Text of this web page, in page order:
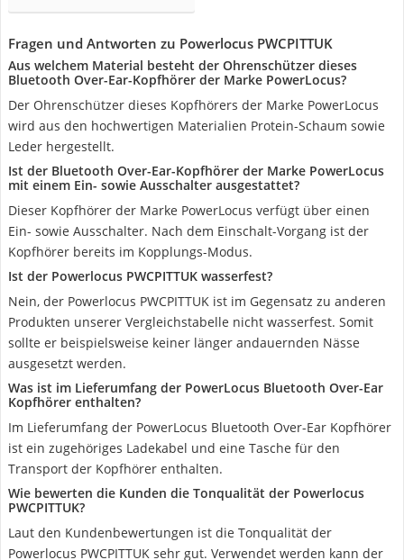
Fragen und Antworten zu Powerlocus PWCPITTUK
Aus welchem Material besteht der Ohrenschützer dieses
Bluetooth Over-Ear-Kopfhörer der Marke PowerLocus?
Der Ohrenschützer dieses Kopfhörers der Marke PowerLocus
wird aus den hochwertigen Materialien Protein-Schaum sowie
Leder hergestellt.
Ist der Bluetooth Over-Ear-Kopfhörer der Marke PowerLocus
mit einem Ein- sowie Ausschalter ausgestattet?
Dieser Kopfhörer der Marke PowerLocus verfügt über einen
Ein- sowie Ausschalter. Nach dem Einschalt-Vorgang ist der
Kopfhörer bereits im Kopplungs-Modus.
Ist der Powerlocus PWCPITTUK wasserfest?
Nein, der Powerlocus PWCPITTUK ist im Gegensatz zu anderen
Produkten unserer Vergleichstabelle nicht wasserfest. Somit
sollte er beispielsweise keiner länger andauernden Nässe
ausgesetzt werden.
Was ist im Lieferumfang der PowerLocus Bluetooth Over-Ear
Kopfhörer enthalten?
Im Lieferumfang der PowerLocus Bluetooth Over-Ear Kopfhörer
ist ein zugehöriges Ladekabel und eine Tasche für den
Transport der Kopfhörer enthalten.
Wie bewerten die Kunden die Tonqualität der Powerlocus
PWCPITTUK?
Laut den Kundenbewertungen ist die Tonqualität der
Powerlocus PWCPITTUK sehr gut. Verwendet werden kann der